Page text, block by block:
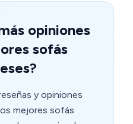
opiniones
sofás
y opiniones
mejores sofás